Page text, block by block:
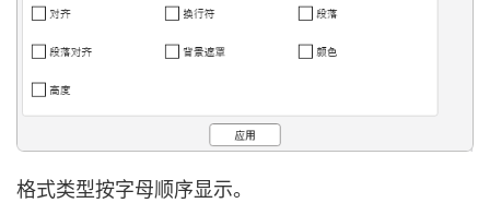
格式类型按字母顺序显示。